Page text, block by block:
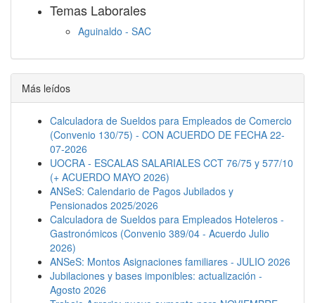
Temas Laborales
Aguinaldo - SAC
Descanso semanal
Embargos
Más leídos
Calculadora de Sueldos para Empleados de Comercio
(Convenio 130/75) - CON ACUERDO DE FECHA 22-
07-2026
UOCRA - ESCALAS SALARIALES CCT 76/75 y 577/10
(+ ACUERDO MAYO 2026)
ANSeS: Calendario de Pagos Jubilados y
Pensionados 2025/2026
Calculadora de Sueldos para Empleados Hoteleros -
Gastronómicos (Convenio 389/04 - Acuerdo Julio
2026)
ANSeS: Montos Asignaciones familiares - JULIO 2026
Jubilaciones y bases imponibles: actualización -
Agosto 2026